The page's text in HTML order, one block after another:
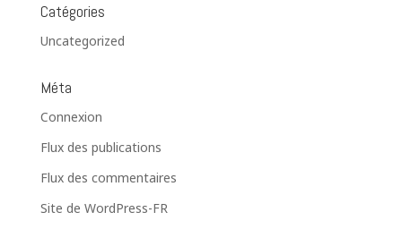
Catégories
Uncategorized
Méta
Connexion
Flux des publications
Flux des commentaires
Site de WordPress-FR